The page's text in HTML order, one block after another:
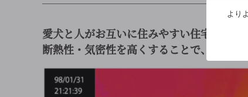
￣￣￣￣￣￣￣￣￣￣￣￣￣￣￣￣￣￣
愛犬と人がお互いに住みやすい住宅を実現
断熱性・気密性を高くすることで、熱が
より